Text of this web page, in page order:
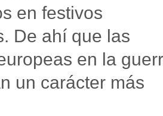
en festivos
De ahí que las
en la
un carácter más